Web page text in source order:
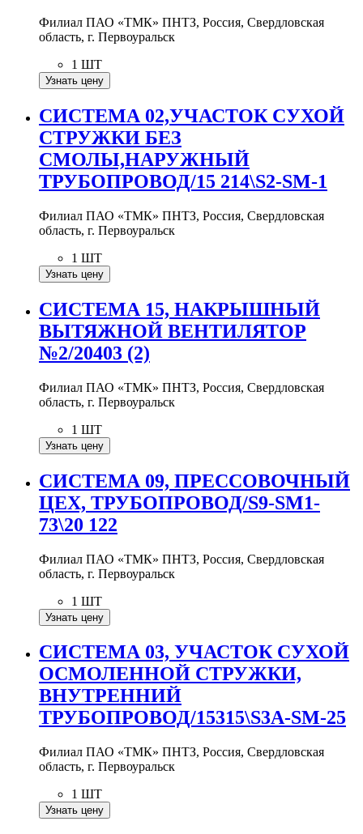
Филиал ПАО «ТМК» ПНТЗ, Россия, Свердловская
область, г. Первоуральск
1 ШТ
Узнать цену
СИСТЕМА 02,УЧАСТОК СУХОЙ
СТРУЖКИ БЕЗ
СМОЛЫ,НАРУЖНЫЙ
ТРУБОПРОВОД/15 214\S2-SM-1
Филиал ПАО «ТМК» ПНТЗ, Россия, Свердловская
область, г. Первоуральск
1 ШТ
Узнать цену
СИСТЕМА 15, НАКРЫШНЫЙ
ВЫТЯЖНОЙ ВЕНТИЛЯТОР
№2/20403 (2)
Филиал ПАО «ТМК» ПНТЗ, Россия, Свердловская
область, г. Первоуральск
1 ШТ
Узнать цену
СИСТЕМА 09, ПРЕССОВОЧНЫЙ
ЦЕХ, ТРУБОПРОВОД/S9-SM1-
73\20 122
Филиал ПАО «ТМК» ПНТЗ, Россия, Свердловская
область, г. Первоуральск
1 ШТ
Узнать цену
СИСТЕМА 03, УЧАСТОК СУХОЙ
ОСМОЛЕННОЙ СТРУЖКИ,
ВНУТРЕННИЙ
ТРУБОПРОВОД/15315\S3A-SM-25
Филиал ПАО «ТМК» ПНТЗ, Россия, Свердловская
область, г. Первоуральск
1 ШТ
Узнать цену